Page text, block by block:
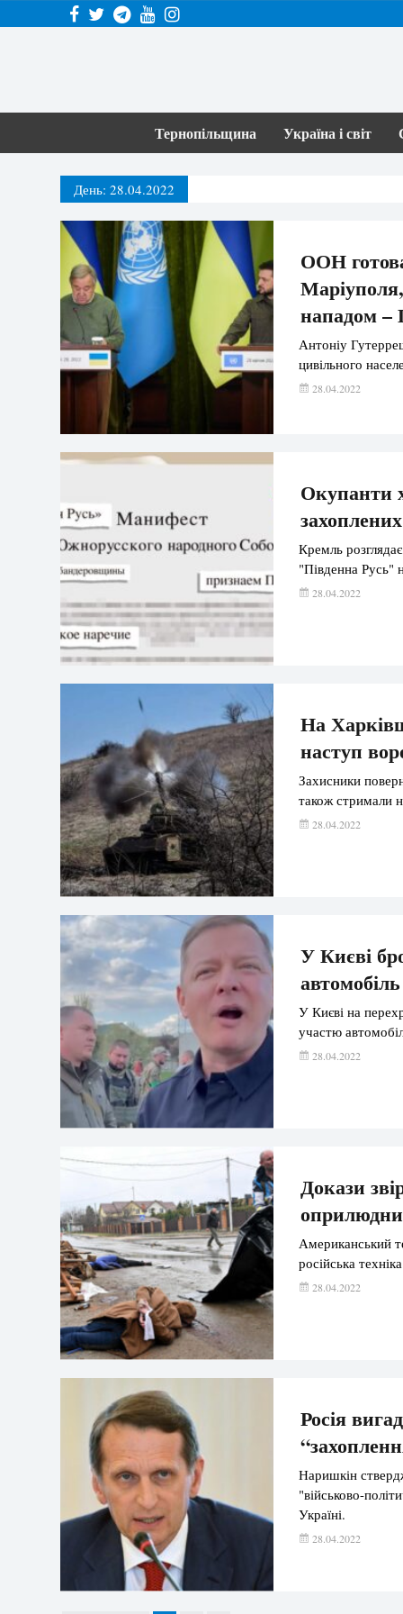
Тернопільщина Україна і світ
День: 28.04.2022
ООН
нападом –
Антоніу
цивільного
28.04.2022
Окупанти
Кремль
"Південна Русь"
28.04.2022
На
наступ
Захисники
також стримали
28.04.2022
У Києві
У Києві на
участю
28.04.2022
Докази
Американський
російська
28.04.2022
Росія
Наришкін
"військово-
Україні.
28.04.2022